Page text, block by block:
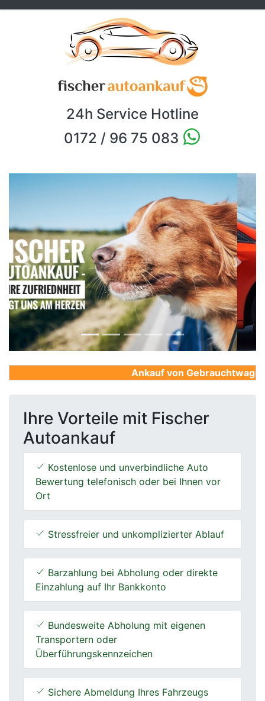
24h Service Hotline
0172 / 96 75 083
Previous Next
Ankauf von
Ihre Vorteile mit Fischer
Autoankauf
Kostenlose und unverbindliche Auto
Bewertung telefonisch oder bei Ihnen vor
Ort
Stressfreier und unkomplizierter Ablauf
Barzahlung bei Abholung oder direkte
Einzahlung auf Ihr Bankkonto
Bundesweite Abholung mit eigenen
Transportern oder
Überführungskennzeichen
Sichere Abmeldung Ihres Fahrzeugs